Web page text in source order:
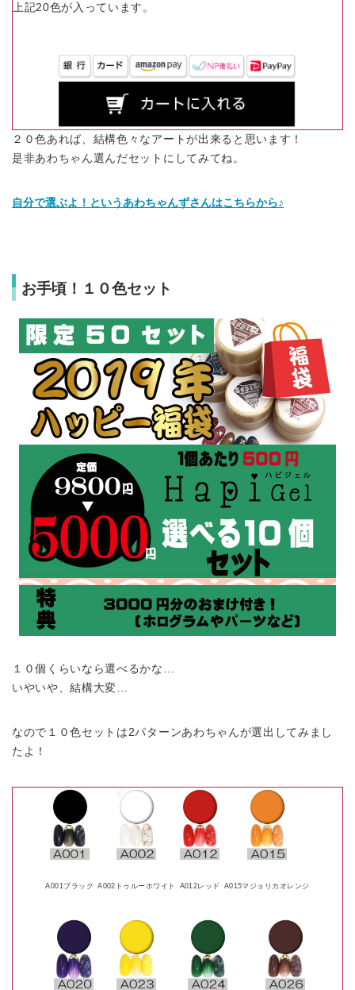
上記20色が入っています。
２０色あれば、結構色々なアートが出来ると思います！
是非あわちゃん選んだセットにしてみてね。
自分で選ぶよ！というあわちゃんずさんはこちらから♪
お手頃！１０色セット
１０個くらいなら選べるかな…
いやいや、結構大変…
なので１０色セットは2パターンあわちゃんが選出してみまし
たよ！
A001ブラック A002トゥルーホワイト A012レッド A015マジョリカオレンジ